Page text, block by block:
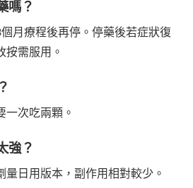
嗎？
月療程後再停。停藥後若症狀復
按需服用。
一次吃兩顆。
強？
量日用版本，副作用相對較少。